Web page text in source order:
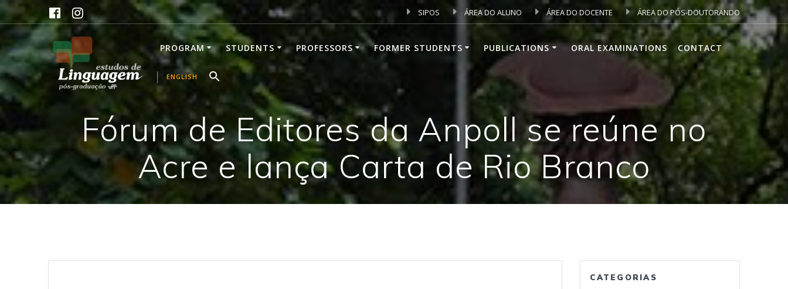
Skip
to
content
SIPOS ÁREA DO ALUNO ÁREA DO DOCENTE ÁREA DO PÓS-DOUTORANDO
PROGRAM STUDENTS PROFESSORS FORMER STUDENTS PUBLICATIONS ORAL EXAMINATIONS CONTACT
ENGLISH
Fórum de Editores da Anpoll se reúne no
Acre e lança Carta de Rio Branco
CATEGORIAS